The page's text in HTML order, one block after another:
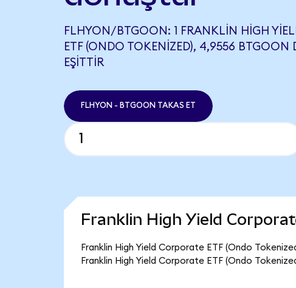
FLHYON/BTGOON: 1 FRANKLIN HIGH
ETF (ONDO TOKENIZED), 4,9556 BTGOON
EŞITTIR
FLHYON - BTGOON TAKAS ET
Franklin High Yield
Franklin High Yield Corporate ETF (Ondo
Franklin High Yield Corporate ETF (Ondo